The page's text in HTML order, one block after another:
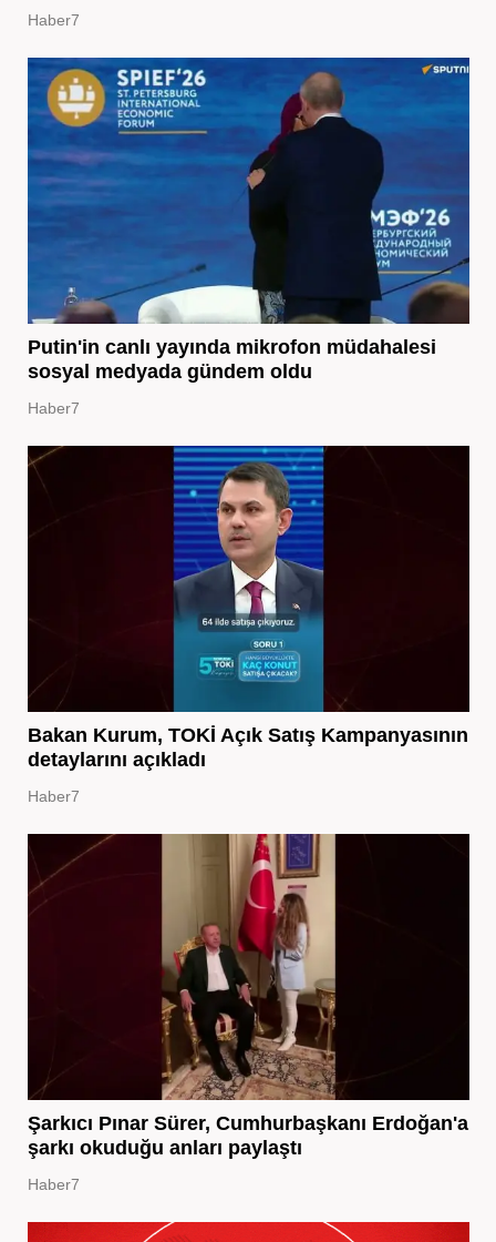
Haber7
Putin'in canlı yayında mikrofon müdahalesi
sosyal medyada gündem oldu
Haber7
Bakan Kurum, TOKİ Açık Satış Kampanyasının
detaylarını açıkladı
Haber7
Şarkıcı Pınar Sürer, Cumhurbaşkanı Erdoğan'a
şarkı okuduğu anları paylaştı
Haber7